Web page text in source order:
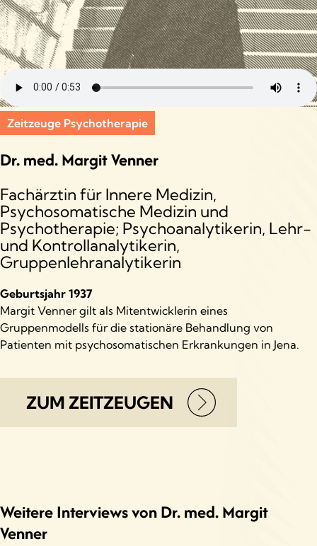
Zeitzeuge Psychotherapie
Dr. med. Margit Venner
Fachärztin für Innere Medizin,
Psychosomatische Medizin und
Psychotherapie; Psychoanalytikerin, Lehr-
und Kontrollanalytikerin,
Gruppenlehranalytikerin
Geburtsjahr 1937
Margit Venner gilt als Mitentwicklerin eines
Gruppenmodells für die stationäre Behandlung von
Patienten mit psychosomatischen Erkrankungen in Jena.
ZUM ZEITZEUGEN
Weitere Interviews von Dr. med. Margit
Venner